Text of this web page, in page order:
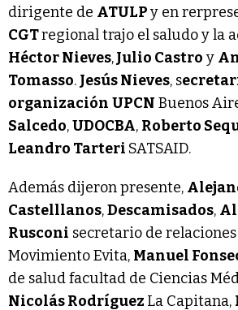
dirigente de ATULPy en
CGTregional trajo el saludo y la
Héctor Nieves,Julio Castro y
Tomasso. Jesús Nieves, s
organización UPCN Buenos
Salcedo,UDOCBA, Roberto
Leandro Tarteri SATSAID.
Además dijeron presente,
Castelllanos,Descamisados,
Rusconi secretario de
Movimiento Evita, Manuel
de salud facultad de Ciencias
Nicolás Rodríguez La Capitana,